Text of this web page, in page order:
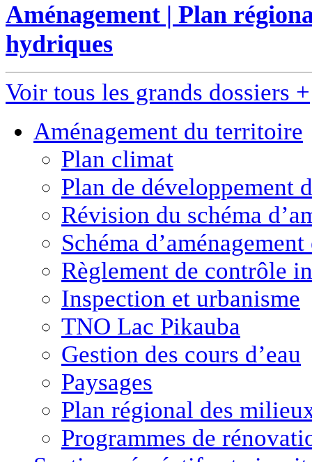
Aménagement | Plan
hydriques
Voir tous les grands dossiers +
Aménagement du territoire
Plan climat
Plan de développement
Révision du schéma
Schéma
Règlement de contrôle
Inspection et urbanisme
TNO Lac Pikauba
Gestion des cours d’eau
Paysages
Plan régional des
Programmes de